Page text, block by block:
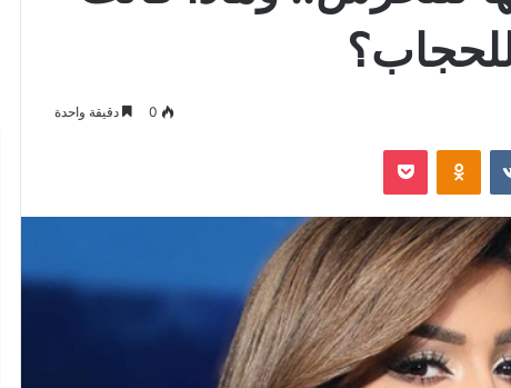
0 دقيقة واحدة
Odnoklassniki
‫Pocket